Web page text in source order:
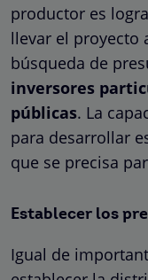
productor es
llevar el proyecto
búsqueda de
inversores
públicas. La
para desarrollar
que se precisa
Establecer los
Igual de